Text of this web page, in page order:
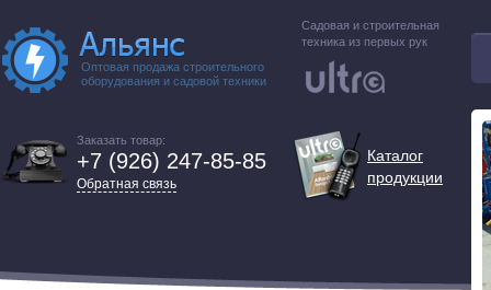
Оптовая продажа строительного
оборудования и садовой техники
Садовая и строительная
техника из первых рук
Заказать товар:
+7 (926) 247-85-85
Обратная связь
Каталог
продукции